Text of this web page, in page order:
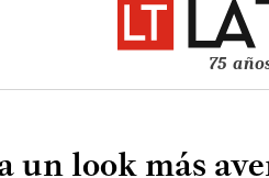
75
un look más